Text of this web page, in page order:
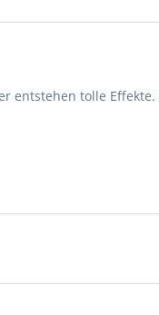
entstehen tolle Effekte.